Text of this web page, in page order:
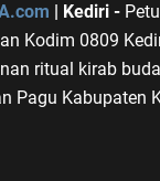
| Kediri -
Kodim 0809
ritual kirab
Pagu Kabupaten